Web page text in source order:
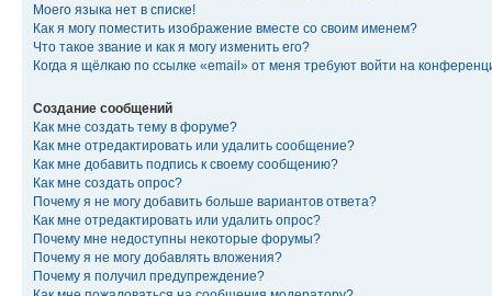
Моего языка нет в списке!
Как я могу поместить изображение вместе со своим именем?
Что такое звание и как я могу изменить его?
Когда я щёлкаю по ссылке «email» от меня требуют войти на
Создание сообщений
Как мне создать тему в форуме?
Как мне отредактировать или удалить сообщение?
Как мне добавить подпись к своему сообщению?
Как мне создать опрос?
Почему я не могу добавить больше вариантов ответа?
Как мне отредактировать или удалить опрос?
Почему мне недоступны некоторые форумы?
Почему я не могу добавлять вложения?
Почему я получил предупреждение?